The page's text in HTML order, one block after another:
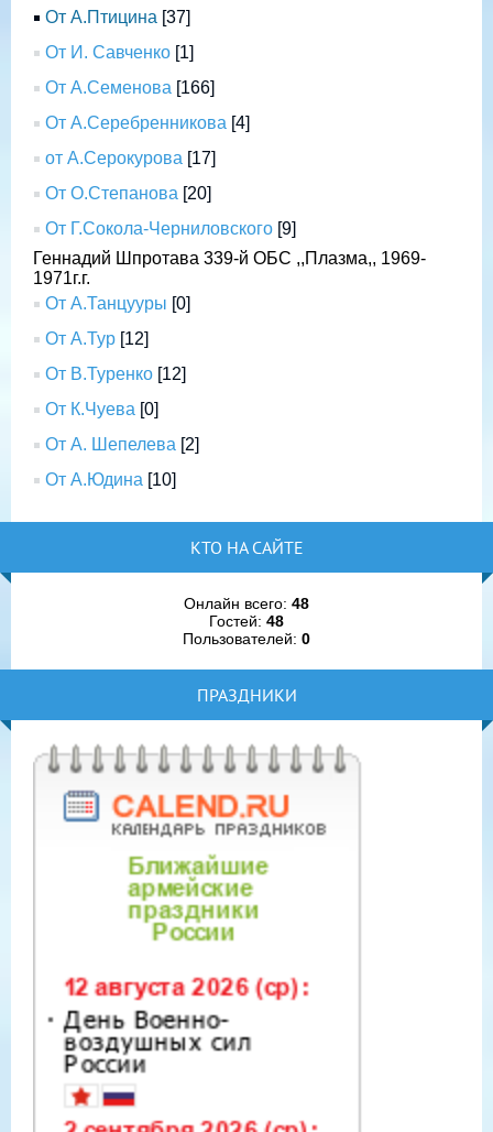
От А.Птицина [37]
От И. Савченко [1]
От А.Семенова [166]
От А.Серебренникова [4]
от А.Серокурова [17]
От О.Степанова [20]
От Г.Сокола-Черниловского [9]
Геннадий Шпротава 339-й ОБС ,,Плазма,, 1969-
1971г.г.
От А.Танцууры [0]
От А.Тур [12]
От В.Туренко [12]
От К.Чуева [0]
От А. Шепелева [2]
От А.Юдина [10]
КТО НА САЙТЕ
Онлайн всего: 48
Гостей: 48
Пользователей: 0
ПРАЗДНИКИ